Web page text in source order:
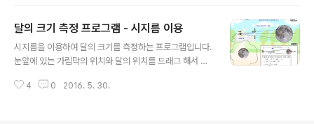
피자 한판을 12등분 해서 1조각을 파는 것 처럼 보였어. 나
머지 피자를 보자고 했더니 다 팔리고 1조각만 남았다면서
8등분해서 파는게 맞다고 하네 어떻게 하면 8조각을 낸건
남학생들의 반응이 심상치 않다. 여러가지 의견이 나오다
달의 크기 측정 프로그램 - 시지름 이용
시지름을 이용하여 달의 크기를 측정하는 프로그램입니다.
눈앞에 있는 가림막의 위치와 달의 위치를 드래그 해서 이
조절할 수 있습니다. 달의 크기도 변경해 볼 수 있습니다.
4 0 2016. 5. 30.